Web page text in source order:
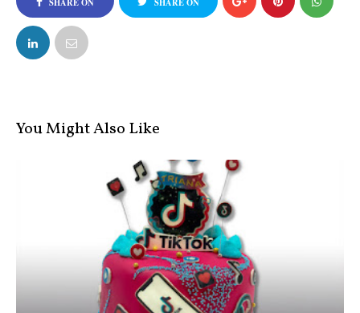
SHARE ON
FACEBOOK
SHARE ON
You Might Also Like